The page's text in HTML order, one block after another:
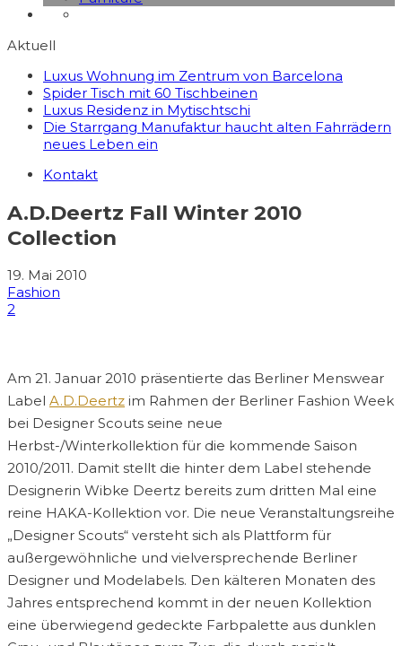
Aktuell
Luxus Wohnung im Zentrum von Barcelona
Spider Tisch mit 60 Tischbeinen
Luxus Residenz in Mytischtschi
Die Starrgang Manufaktur haucht alten Fahrrädern
neues Leben ein
Kontakt
A.D.Deertz Fall Winter 2010
Collection
19. Mai 2010
Fashion
2
Am 21. Januar 2010 präsentierte das Berliner Menswear
Label A.D.Deertz im Rahmen der Berliner Fashion Week
bei Designer Scouts seine neue
Herbst-/Winterkollektion für die kommende Saison
2010/2011. Damit stellt die hinter dem Label stehende
Designerin Wibke Deertz bereits zum dritten Mal eine
reine HAKA-Kollektion vor. Die neue Veranstaltungsreihe
„Designer Scouts“ versteht sich als Plattform für
außergewöhnliche und vielversprechende Berliner
Designer und Modelabels. Den kälteren Monaten des
Jahres entsprechend kommt in der neuen Kollektion
eine überwiegend gedeckte Farbpalette aus dunklen